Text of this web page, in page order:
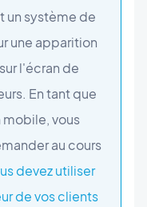
système de
une apparition
l'écran de
En tant que
vous
au cours
devez utiliser
de vos clients